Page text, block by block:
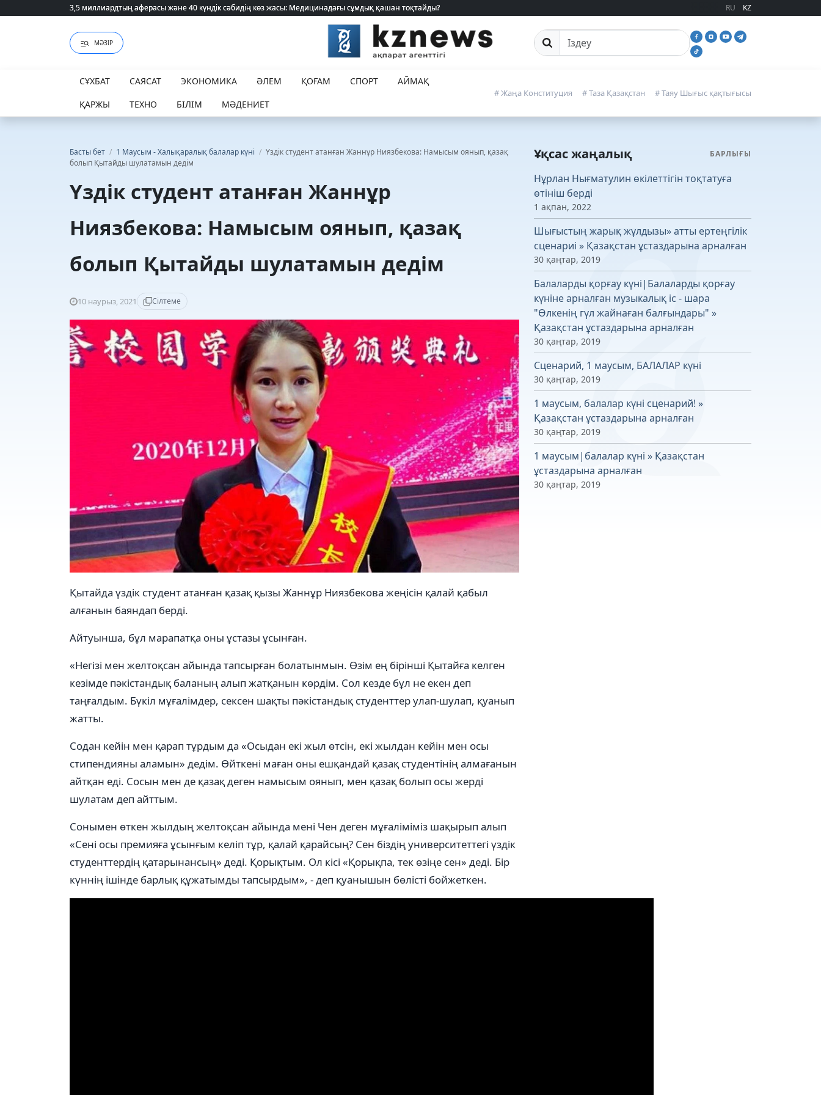
3,5 миллиардтың аферасы және 40 күндік сәбидің көз жасы: Медицинадағы сұмдық қашан тоқтайды?
3,5 миллиардтың аферасы және 40 күндік сәбидің көз жасы: Медицинадағы сұмдық қашан тоқтайды? RU KZ
МӘЗІР Сайттан іздеу
СҰХБАТ САЯСАТ ЭКОНОМИКА ӘЛЕМ ҚОҒАМ СПОРТ
АЙМАҚ
ҚАРЖЫ
ТЕХНО БІЛІМ МӘДЕНИЕТ
# Жаңа Конституция # Таза Қазақстан # Таяу Шығыс қақтығысы
Басты бет / 1 Маусым - Халықаралық балалар күні / Үздік студент атанған Жаннұр Ниязбекова: Намысым оянып, қазақ
болып Қытайды шулатамын дедім
Үздік студент атанған Жаннұр
Ниязбекова: Намысым оянып, қазақ
болып Қытайды шулатамын дедім
10 наурыз, 2021 Сілтеме
Қытайда үздік студент атанған қазақ қызы Жаннұр Ниязбекова жеңісін қалай қабыл
алғанын баяндап берді.
Айтуынша, бұл марапатқа оны ұстазы ұсынған.
«Негізі мен желтоқсан айында тапсырған болатынмын. Өзім ең бірінші Қытайға келген
кезімде пәкістандық баланың алып жатқанын көрдім. Сол кезде бұл не екен деп
таңғалдым. Бүкіл мұғалімдер, сексен шақты пәкістандық студенттер улап-шулап, қуанып
жатты.
Содан кейін мен қарап тұрдым да «Осыдан екі жыл өтсін, екі жылдан кейін мен осы
стипендияны аламын» дедім. Өйткені маған оны ешқандай қазақ студентінің алмағанын
айтқан еді. Сосын мен де қазақ деген намысым оянып, мен қазақ болып осы жерді
шулатам деп айттым.
Сонымен өткен жылдың желтоқсан айында мені Чен деген мұғаліміміз шақырып алып
«Сені осы премияға ұсынғым келіп тұр, қалай қарайсың? Сен біздің университеттегі үздік
студенттердің қатарынансың» деді. Қорықтым. Ол кісі «Қорықпа, тек өзіңе сен» деді. Бір
күннің ішінде барлық құжатымды тапсырдым», - деп қуанышын бөлісті бойжеткен.
Ұқсас жаңалық БАРЛЫҒЫ
Нұрлан Нығматулин өкілеттігін тоқтатуға
өтініш берді
1 ақпан, 2022
Шығыстың жарық жұлдызы» атты ертеңгілік
сценариі » Қазақстан ұстаздарына арналған
30 қаңтар, 2019
Балаларды қорғау күні|Балаларды қорғау
күніне арналған музыкалық іс - шара
"Өлкенің гүл жайнаған балғындары" »
Қазақстан ұстаздарына арналған
30 қаңтар, 2019
Сценарий, 1 маусым, БАЛАЛАР күні
30 қаңтар, 2019
1 маусым, балалар күні сценарий! »
Қазақстан ұстаздарына арналған
30 қаңтар, 2019
1 маусым|балалар күні » Қазақстан
ұстаздарына арналған
30 қаңтар, 2019